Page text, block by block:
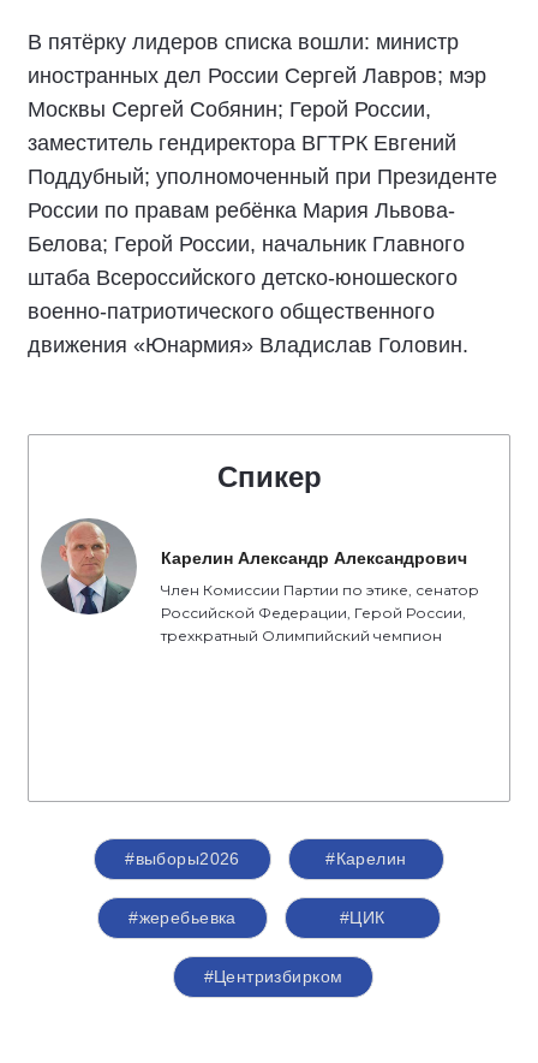
В пятёрку лидеров списка вошли: министр
иностранных дел России Сергей Лавров; мэр
Москвы Сергей Собянин; Герой России,
заместитель гендиректора ВГТРК Евгений
Поддубный; уполномоченный при Президенте
России по правам ребёнка Мария Львова-
Белова; Герой России, начальник Главного
штаба Всероссийского детско-юношеского
военно-патриотического общественного
движения «Юнармия» Владислав Головин.
Спикер
Карелин Александр Александрович
Член Комиссии Партии по этике, сенатор
Российской Федерации, Герой России,
трехкратный Олимпийский чемпион
#выборы2026 #Карелин
#жеребьевка #ЦИК
#Центризбирком